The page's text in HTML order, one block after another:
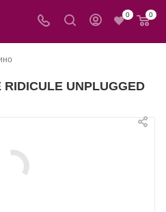
0 0
UNPLUGGED